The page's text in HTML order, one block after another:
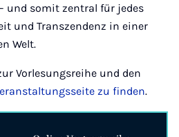
und somit zentral für jedes
und Transzendenz in einer
Welt.
Vorlesungsreihe und den
zu finden.